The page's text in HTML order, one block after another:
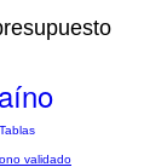
validado